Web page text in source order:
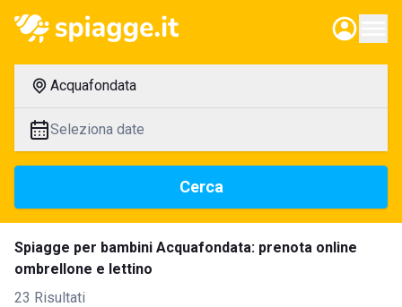
Acquafondata
Seleziona date
Cerca
Spiagge per bambini Acquafondata: prenota online
ombrellone e lettino
23 Risultati